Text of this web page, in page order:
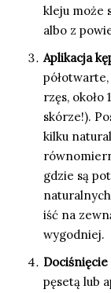
kleju może
albo z
Aplikacja
rzęs,
skórze!).
kilku
gdzie są
iść na
wygodniej.
pęsetą lub